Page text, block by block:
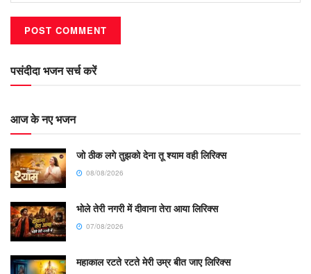
पसंदीदा भजन सर्च करें
आज के नए भजन
जो ठीक लगे तुझको देना तू श्याम वही लिरिक्स
08/08/2026
भोले तेरी नगरी में दीवाना तेरा आया लिरिक्स
07/08/2026
महाकाल रटते रटते मेरी उम्र बीत जाए लिरिक्स